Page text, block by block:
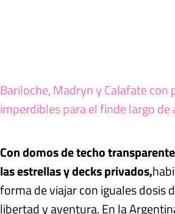
Bariloche, Madryn y Calafate con
imperdibles para el finde largo de
Con domos de techo
las estrellas ydecks privados,
forma de viajar con iguales dosis
libertad y aventura.En la